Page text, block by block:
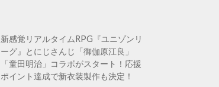
新感覚リアルタイムRPG『ユニゾンリ
ーグ』とにじさんじ「御伽原江良」
「童田明治」コラボがスタート！応援
ポイント達成で新衣装製作も決定！